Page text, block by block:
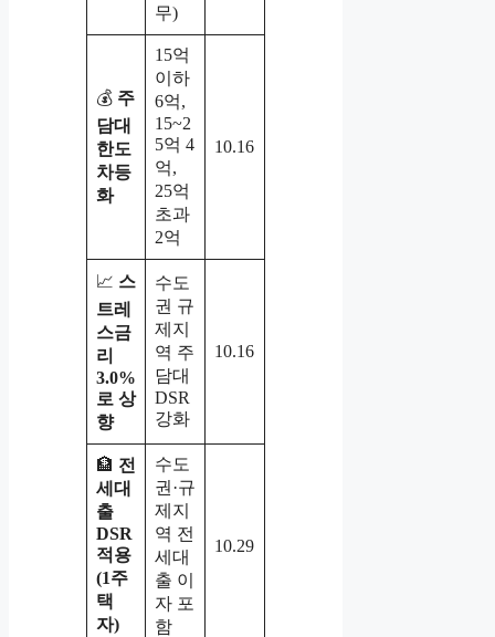
무)
💰 주
담대
한도
차등
화
15억
이하
6억,
15~2
5억 4
억,
25억
초과
2억
10.16
📈 스
트레
스금
리
3.0%
로 상
향
수도
권 규
제지
역 주
담대
DSR
강화
10.16
🏦 전
세대
출
DSR
적용
(1주
택
자)
수도
권·규
제지
역 전
세대
출 이
자 포
함
10.29